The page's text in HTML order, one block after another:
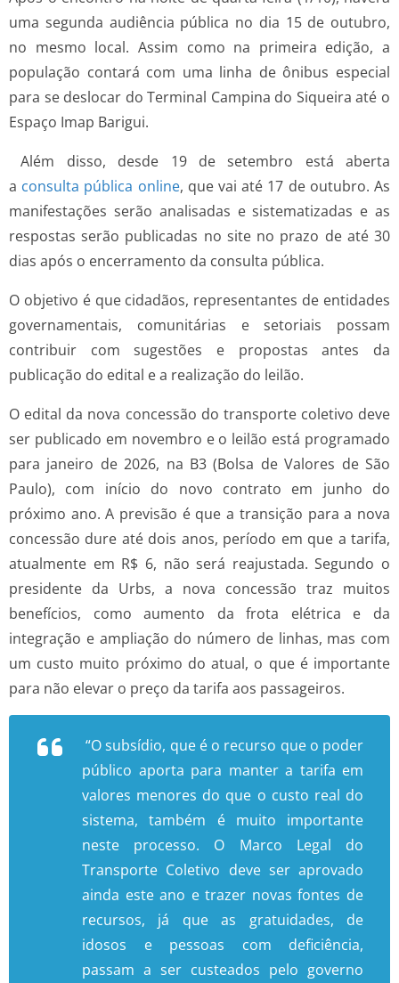
uma segunda audiência pública no dia 15 de outubro,
no mesmo local. Assim como na primeira edição, a
população contará com uma linha de ônibus especial
para se deslocar do Terminal Campina do Siqueira até o
Espaço Imap Barigui.
Além disso, desde 19 de setembro está aberta
a consulta pública online, que vai até 17 de outubro. As
manifestações serão analisadas e sistematizadas e as
respostas serão publicadas no site no prazo de até 30
dias após o encerramento da consulta pública.
O objetivo é que cidadãos, representantes de entidades
governamentais, comunitárias e setoriais possam
contribuir com sugestões e propostas antes da
publicação do edital e a realização do leilão.
O edital da nova concessão do transporte coletivo deve
ser publicado em novembro e o leilão está programado
para janeiro de 2026, na B3 (Bolsa de Valores de São
Paulo), com início do novo contrato em junho do
próximo ano. A previsão é que a transição para a nova
concessão dure até dois anos, período em que a tarifa,
atualmente em R$ 6, não será reajustada. Segundo o
presidente da Urbs, a nova concessão traz muitos
benefícios, como aumento da frota elétrica e da
integração e ampliação do número de linhas, mas com
um custo muito próximo do atual, o que é importante
para não elevar o preço da tarifa aos passageiros.
“O subsídio, que é o recurso que o poder
público aporta para manter a tarifa em
valores menores do que o custo real do
sistema, também é muito importante
neste processo. O Marco Legal do
Transporte Coletivo deve ser aprovado
ainda este ano e trazer novas fontes de
recursos, já que as gratuidades, de
idosos e pessoas com deficiência,
passam a ser custeados pelo governo